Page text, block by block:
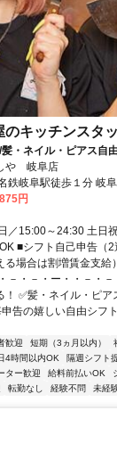
のキッチンスタ
・ネイル・ピアス自
や 岐阜店
鉄岐阜駅徒歩１分 岐
円
／15:00～24:30 土日
■シフト自己申告（
場合は割増賃金支給
－・－・ー・・－・
！ ✅髪・ネイル・ピ
告の嬉しい自由シフ
歓迎 短期（3ヵ月以内）
4時間以内OK 隔週シフト
ター歓迎 給料前払いOK
転勤なし 経験不問 未経